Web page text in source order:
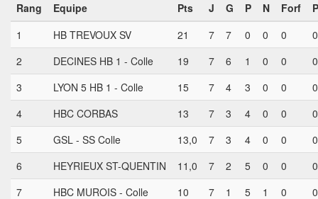
Rang Equipe Pts J G P N Forf
1
HB TREVOUX SV 21 7 7 0 0 0
0
2
DECINES HB 1 - Colle 19 7 6 1 0 0
0
3
LYON 5 HB 1 - Colle 15 7 4 3 0 0
0
4
HBC CORBAS 13 7 3 4 0 0
0
5
GSL - SS Colle 13,0 7 3 4 0 0
6
HEYRIEUX ST-QUENTIN 11,0 7 2 5 0 0
7
HBC MUROIS - Colle 10 7 1 5 1 0
0